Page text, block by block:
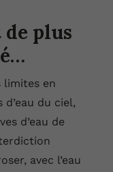
de plus
limites en
d’eau du ciel,
d’eau de
avec l’eau